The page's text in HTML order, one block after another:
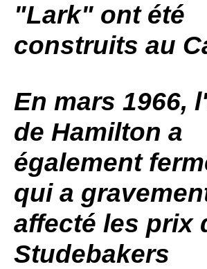
"Lark" ont été
construits au
En mars 1966,
de Hamilton a
également
qui a
affecté les prix
Studebakers